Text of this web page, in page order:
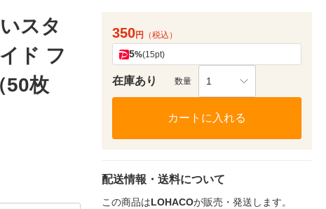
スタ
ド フ
50枚
350円 （税込）
5%(15pt)
在庫あり 数量 1
カートに入れる
配送情報・送料について
この商品はLOHACOが販売・発送します。